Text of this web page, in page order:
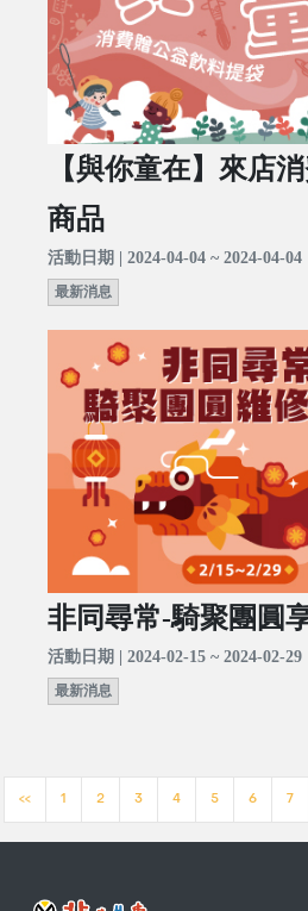
【與你童在】來店
商品
活動日期 | 2024-04-04 ~ 2024-04-04
最新消息
非同尋常-騎聚團圓
活動日期 | 2024-02-15 ~ 2024-02-29
最新消息
<< 1 2 3 4 5 6 7